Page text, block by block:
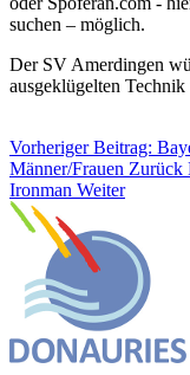
suchen – möglich.
Der SV Amerdingen
ausgeklügelten
Vorheriger Beitrag:
Männer/Frauen Zurück
Ironman Weiter